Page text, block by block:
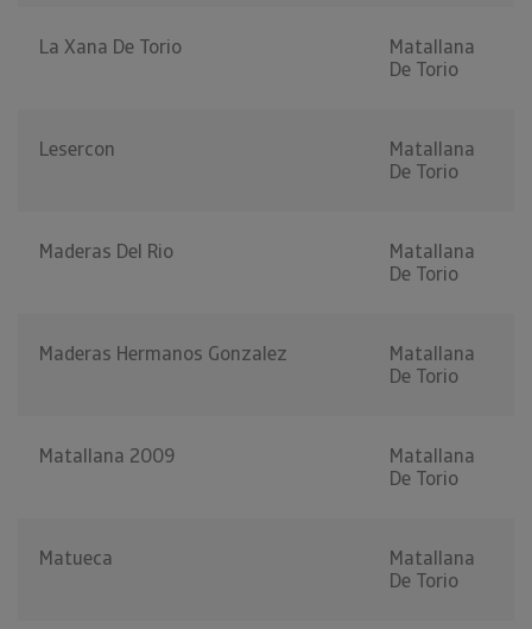
La Xana De Torio
Matallana
De Torio
Lesercon
Matallana
De Torio
Maderas Del Rio
Matallana
De Torio
Maderas Hermanos Gonzalez
Matallana
De Torio
Matallana 2009
Matallana
De Torio
Matueca
Matallana
De Torio